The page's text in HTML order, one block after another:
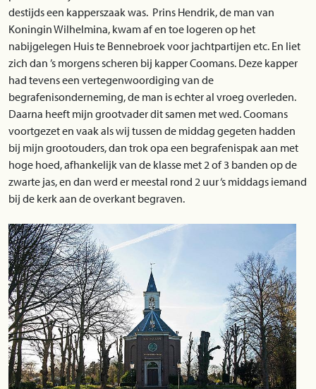
destijds een kapperszaak was. Prins Hendrik, de man van
Koningin Wilhelmina, kwam af en toe logeren op het
nabijgelegen Huis te Bennebroek voor jachtpartijen etc. En liet
zich dan ’s morgens scheren bij kapper Coomans. Deze kapper
had tevens een vertegenwoordiging van de
begrafenisonderneming, de man is echter al vroeg overleden.
Daarna heeft mijn grootvader dit samen met wed. Coomans
voortgezet en vaak als wij tussen de middag gegeten hadden
bij mijn grootouders, dan trok opa een begrafenispak aan met
hoge hoed, afhankelijk van de klasse met 2 of 3 banden op de
zwarte jas, en dan werd er meestal rond 2 uur ‘s middags iemand
bij de kerk aan de overkant begraven.